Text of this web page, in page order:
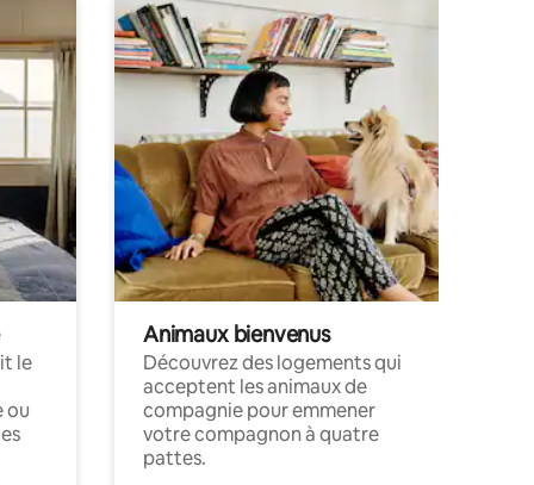
le
ou
Animaux bienvenus
Découvrez des logements qui
acceptent les animaux de
compagnie pour emmener
votre compagnon à quatre
pattes.